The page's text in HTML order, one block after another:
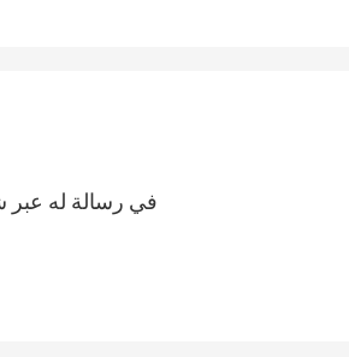
في رسالة له عبر